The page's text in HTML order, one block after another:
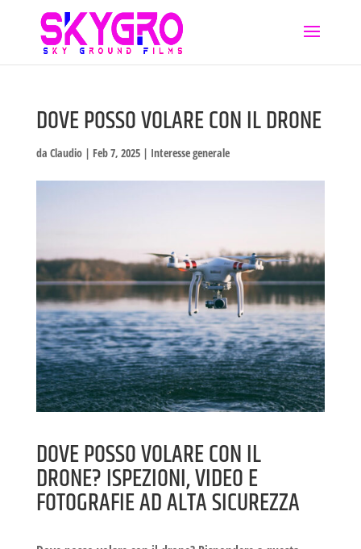
DOVE POSSO VOLARE CON IL DRONE
da Claudio| Feb 7, 2025| Interesse generale
DOVE POSSO VOLARE CON IL
DRONE? ISPEZIONI, VIDEO E
FOTOGRAFIE AD ALTA SICUREZZA